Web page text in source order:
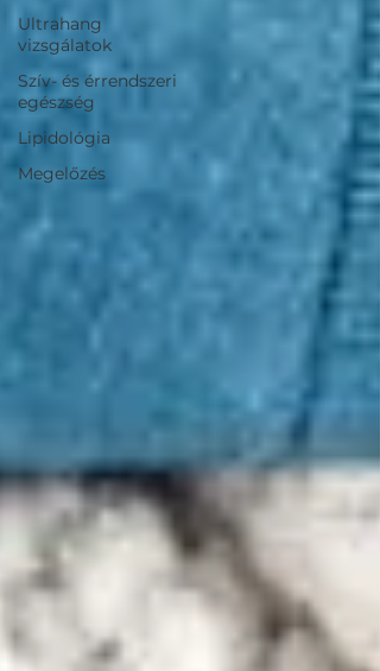
Ultrahang
vizsgálatok
Szív- és érrendszeri
egészség
Lipidológia
Megelőzés